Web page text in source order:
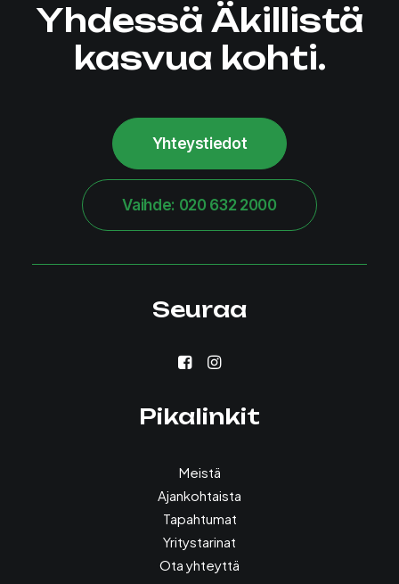
Yhdessä Äkillistä
kasvua kohti.
Yhteystiedot
Vaihde: 020 632 2000
Seuraa
Pikalinkit
Meistä
Ajankohtaista
Tapahtumat
Yritystarinat
Ota yhteyttä